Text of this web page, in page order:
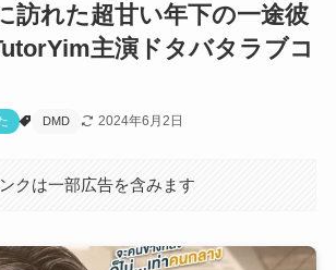
訪れた超甘い年下の一途彼
主演ドタバタラブコ
DMD 2024年6月2日
クは一部広告を含みます